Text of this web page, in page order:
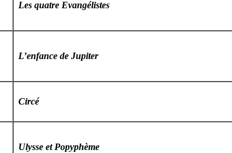
Les quatre Evangélistes
L’enfance de Jupiter
Circé
Ulysse et Popyphème